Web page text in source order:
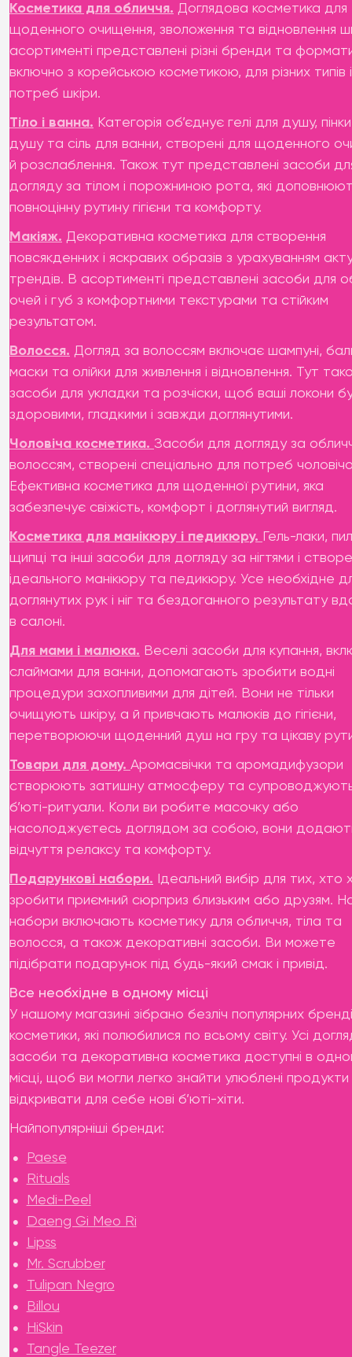
Косметика для обличчя. Доглядова косметика для
щоденного очищення, зволоження та відновлення
асортименті представлені різні бренди та
включно з корейською косметикою, для різних типів і
потреб шкіри.
Тіло і ванна. Категорія об’єднує гелі для душу,
душу та сіль для ванни, створені для щоденного
й розслаблення. Також тут представлені засоби
догляду за тілом і порожниною рота, які
повноцінну рутину гігієни та комфорту.
Макіяж. Декоративна косметика для створення
повсякденних і яскравих образів з урахуванням
трендів. В асортименті представлені засоби для
очей і губ з комфортними текстурами та стійким
результатом.
Волосся. Догляд за волоссям включає шампуні,
маски та олійки для живлення і відновлення. Тут
засоби для укладки та розчіски, щоб ваші локони
здоровими, гладкими і завжди доглянутими.
Чоловіча косметика. Засоби для догляду за
волоссям, створені спеціально для потреб
Ефективна косметика для щоденної рутини, яка
забезпечує свіжість, комфорт і доглянутий вигляд.
Косметика для манікюру і педикюру. Гель-лаки,
щипці та інші засоби для догляду за нігтями і
ідеального манікюру та педикюру. Усе необхідне
доглянутих рук і ніг та бездоганного результату
в салоні.
Для мами і малюка. Веселі засоби для купання,
слаймами для ванни, допомагають зробити водні
процедури захопливими для дітей. Вони не тільки
очищують шкіру, а й привчають малюків до гігієни,
перетворюючи щоденний душ на гру та цікаву
Товари для дому. Аромасвічки та аромадифузори
створюють затишну атмосферу та
б’юті-ритуали. Коли ви робите масочку або
насолоджуєтесь доглядом за собою, вони
відчуття релаксу та комфорту.
Подарункові набори. Ідеальний вибір для тих, хто
зробити приємний сюрприз близьким або друзям.
набори включають косметику для обличчя, тіла та
волосся, а також декоративні засоби. Ви можете
підібрати подарунок під будь-який смак і привід.
Все необхідне в одному місці
У нашому магазині зібрано безліч популярних
косметики, які полюбилися по всьому світу. Усі
засоби та декоративна косметика доступні в
місці, щоб ви могли легко знайти улюблені
відкривати для себе нові б’юті-хіти.
Найпопулярніші бренди:
Paese
Rituals
Medi-Peel
Daeng Gi Meo Ri
Lipss
Mr. Scrubber
Tulipan Negro
Billou
HiSkin
Tangle Teezer